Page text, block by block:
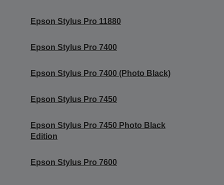
Epson Stylus Pro 11880
Epson Stylus Pro 7400
Epson Stylus Pro 7400 (Photo Black)
Epson Stylus Pro 7450
Epson Stylus Pro 7450 Photo Black
Edition
Epson Stylus Pro 7600